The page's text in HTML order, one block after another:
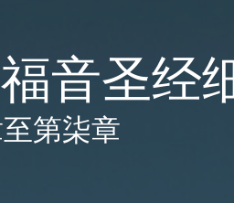
音圣经
第柒章